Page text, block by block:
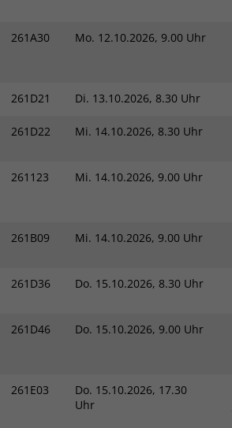
261A30 Mo. 12.10.2026, 9.00 Uhr
261D21 Di. 13.10.2026, 8.30 Uhr
261D22 Mi. 14.10.2026, 8.30 Uhr
261123 Mi. 14.10.2026, 9.00 Uhr
261B09 Mi. 14.10.2026, 9.00 Uhr
261D36 Do. 15.10.2026, 8.30 Uhr
261D46 Do. 15.10.2026, 9.00 Uhr
261E03 Do. 15.10.2026, 17.30
Uhr